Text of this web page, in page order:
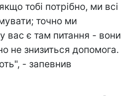
тобі потрібно, ми всі
точно ми
вас є там питання - вони
не знизиться допомога.
- запевнив